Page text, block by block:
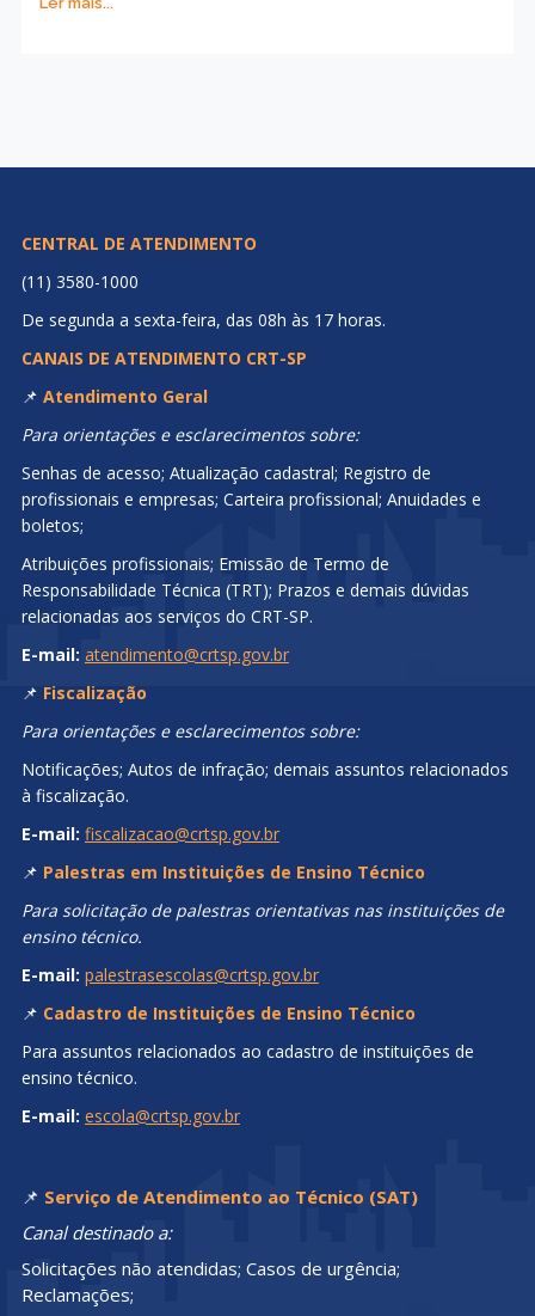
CENTRAL DE ATENDIMENTO
(11) 3580-1000
De segunda a sexta-feira, das 08h às 17 horas.
CANAIS DE ATENDIMENTO CRT-SP
📌 Atendimento Geral
Para orientações e esclarecimentos sobre:
Senhas de acesso; Atualização cadastral; Registro de
profissionais e empresas; Carteira profissional; Anuidades e
boletos;
Atribuições profissionais; Emissão de Termo de
Responsabilidade Técnica (TRT); Prazos e demais dúvidas
relacionadas aos serviços do CRT-SP.
E-mail: atendimento@crtsp.gov.br
📌 Fiscalização
Para orientações e esclarecimentos sobre:
Notificações; Autos de infração; demais assuntos relacionados
à fiscalização.
E-mail: fiscalizacao@crtsp.gov.br
📌 Palestras em Instituições de Ensino Técnico
Para solicitação de palestras orientativas nas instituições de
ensino técnico.
E-mail: palestrasescolas@crtsp.gov.br
📌 Cadastro de Instituições de Ensino Técnico
Para assuntos relacionados ao cadastro de instituições de
ensino técnico.
E-mail: escola@crtsp.gov.br
📌 Serviço de Atendimento ao Técnico (SAT)
Canal destinado a:
Solicitações não atendidas; Casos de urgência;
Reclamações;